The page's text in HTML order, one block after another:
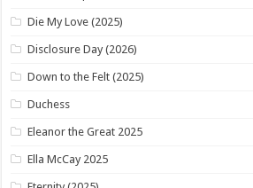
Die My Love (2025)
Disclosure Day (2026)
Down to the Felt (2025)
Duchess
Eleanor the Great 2025
Ella McCay 2025